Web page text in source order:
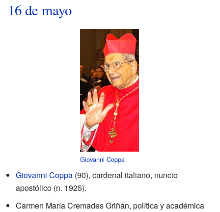
16 de mayo
Giovanni Coppa
Giovanni Coppa (90), cardenal italiano, nuncio
apostólico (n. 1925).
Carmen María Cremades Griñán, política y académica